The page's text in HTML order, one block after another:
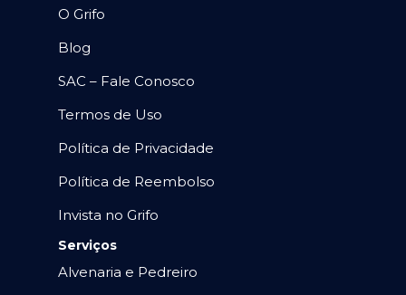
O Grifo
Blog
SAC – Fale Conosco
Termos de Uso
Política de Privacidade
Política de Reembolso
Invista no Grifo
Serviços
Alvenaria e Pedreiro